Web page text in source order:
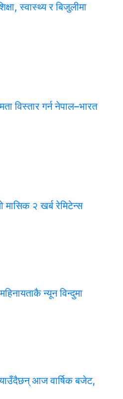
स्वास्थ्य र बिजुलीमा
विस्तार गर्न नेपाल–भारत
मासिक २ खर्ब रेमिटेन्स
न्यून विन्दुमा
आज वार्षिक बजेट,